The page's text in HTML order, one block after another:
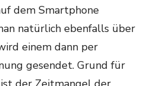
dem Smartphone
natürlich ebenfalls über
einem dann per
gesendet. Grund für